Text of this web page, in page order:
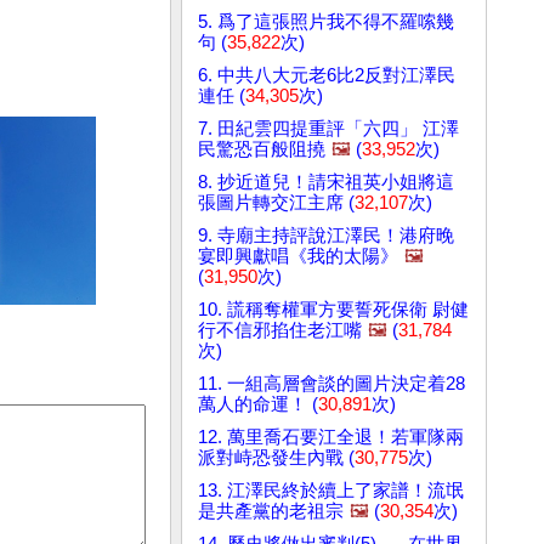
5. 爲了這張照片我不得不羅嗦幾
句 (35,822次)
6. 中共八大元老6比2反對江澤民
連任 (34,305次)
7. 田紀雲四提重評「六四」 江澤
民驚恐百般阻撓 🖼️ (33,952次)
8. 抄近道兒！請宋祖英小姐將這
張圖片轉交江主席 (32,107次)
9. 寺廟主持評說江澤民！港府晚
宴即興獻唱《我的太陽》
🖼️
(31,950次)
10. 謊稱奪權軍方要誓死保衛 尉健
行不信邪掐住老江嘴 🖼️ (31,784
次)
11. 一組高層會談的圖片決定着28
萬人的命運！ (30,891次)
12. 萬里喬石要江全退！若軍隊兩
派對峙恐發生內戰 (30,775次)
13. 江澤民終於續上了家譜！流氓
是共產黨的老祖宗 🖼️ (30,354次)